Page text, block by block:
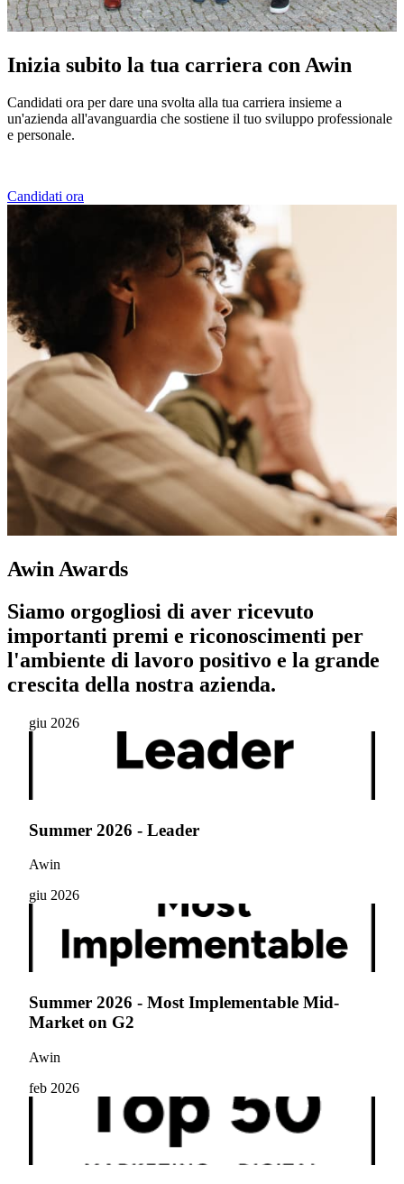
Inizia subito la tua carriera con Awin
Candidati ora per dare una svolta alla tua carriera insieme a
un'azienda all'avanguardia che sostiene il tuo sviluppo professionale
e personale.
Candidati ora
Awin Awards
Siamo orgogliosi di aver ricevuto
importanti premi e riconoscimenti per
l'ambiente di lavoro positivo e la grande
crescita della nostra azienda.
giu 2026
Summer 2026 - Leader
Awin
giu 2026
Summer 2026 - Most Implementable Mid-
Market on G2
Awin
feb 2026